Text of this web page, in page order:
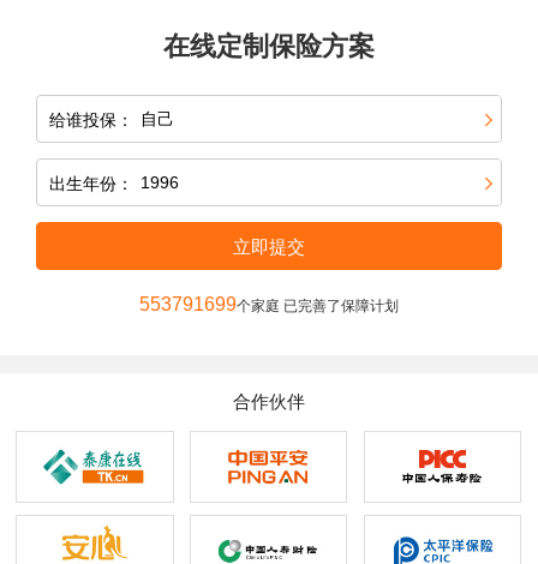
在线定制保险方案
给谁投保：
出生年份：
立即提交
553791699个家庭 已完善了保障计划
合作伙伴